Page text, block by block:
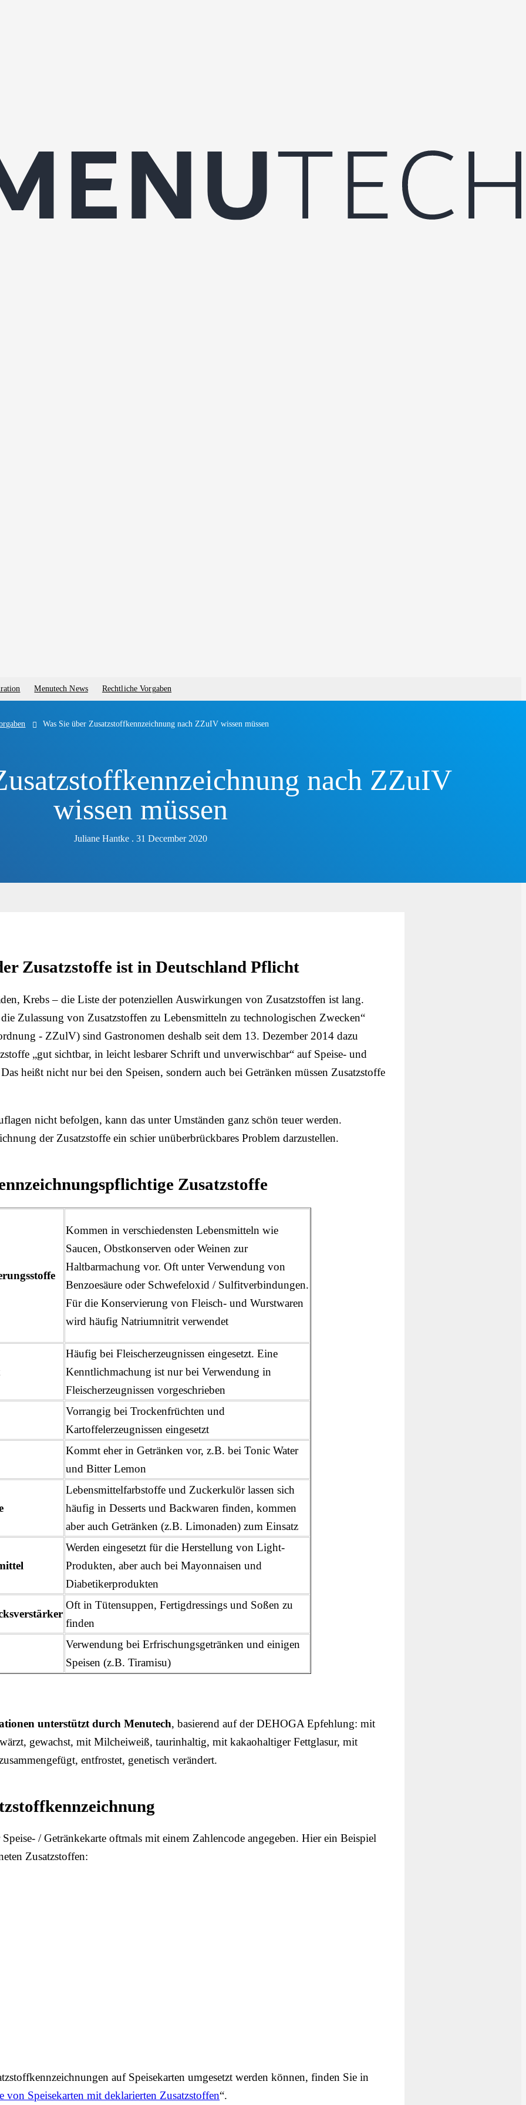
Menutech News Rechtliche Vorgaben
Was Sie über Zusatzstoffkennzeichnung nach ZZuIV wissen müssen
nach ZZuIV
wissen müssen
Juliane Hantke . 31 December 2020
Zusatzstoffe ist in Deutschland Pflicht
Krebs – die Liste der potenziellen Auswirkungen von Zusatzstoffen ist lang.
Zulassung von Zusatzstoffen zu Lebensmitteln zu technologischen Zwecken“
- ZZulV) sind Gastronomen deshalb seit dem 13. Dezember 2014 dazu
„gut sichtbar, in leicht lesbarer Schrift und unverwischbar“ auf Speise- und
heißt nicht nur bei den Speisen, sondern auch bei Getränken müssen Zusatzstoffe
nicht befolgen, kann das unter Umständen ganz schön teuer werden.
der Zusatzstoffe ein schier unüberbrückbares Problem darzustellen.
Zusatzstoffe
Kommen in verschiedensten Lebensmitteln wie
Saucen, Obstkonserven oder Weinen zur
Haltbarmachung vor. Oft unter Verwendung von
Benzoesäure oder Schwefeloxid / Sulfitverbindungen.
Für die Konservierung von Fleisch- und Wurstwaren
wird häufig Natriumnitrit verwendet
Häufig bei Fleischerzeugnissen eingesetzt. Eine
Kenntlichmachung ist nur bei Verwendung in
Fleischerzeugnissen vorgeschrieben
Vorrangig bei Trockenfrüchten und
Kartoffelerzeugnissen eingesetzt
Kommt eher in Getränken vor, z.B. bei Tonic Water
und Bitter Lemon
Lebensmittelfarbstoffe und Zuckerkulörlassen sich
häufig in Desserts und Backwaren finden, kommen
aber auch Getränken (z.B. Limonaden) zum Einsatz
Werden eingesetzt für die Herstellung von Light-
Produkten, aber auch bei Mayonnaisen und
Diabetikerprodukten
Oft in Tütensuppen, Fertigdressings und Soßen zu
finden
Verwendung bei Erfrischungsgetränken und einigen
Speisen (z.B. Tiramisu)
unterstützt durch Menutech, basierend auf der DEHOGA Epfehlung: mit
gewachst, mit Milcheiweiß, taurinhaltig, mit kakaohaltiger Fettglasur, mit
entfrostet, genetisch verändert.
/ Getränkekarte oftmals mit einem Zahlencode angegeben. Hier ein Beispiel
Zusatzstoffen:
auf Speisekarten umgesetzt werden können, finden Sie in
von Speisekarten mit deklarierten Zusatzstoffen“.